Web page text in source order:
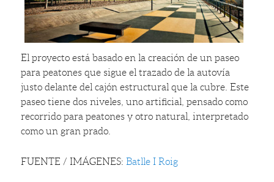
El proyecto está basado en la creación de un paseo
para peatones que sigue el trazado de la autovía
justo delante del cajón estructural que la cubre. Este
paseo tiene dos niveles, uno artificial, pensado como
recorrido para peatones y otro natural, interpretado
como un gran prado.
FUENTE / IMÁGENES:Batlle I Roig